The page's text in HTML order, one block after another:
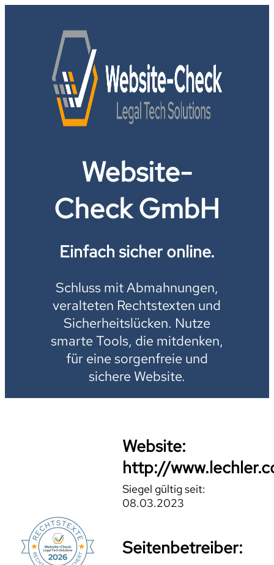
Website-
Check GmbH
Einfach sicher online.
Schluss mit Abmahnungen,
veralteten Rechtstexten und
Sicherheitslücken. Nutze
smarte Tools, die mitdenken,
für eine sorgenfreie und
sichere Website.
Website:
http://
Siegel gültig seit:
08.03.2023
Seitenbetreiber: